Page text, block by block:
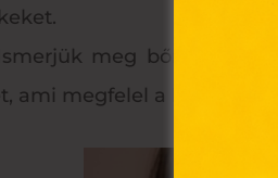
meg bőrünk
ami megfelel a